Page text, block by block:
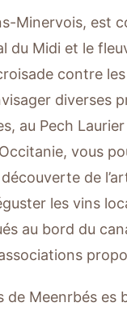
Minervois, est
du Midi et le
contre
diverses
au Pech
vous
de
les vins
au bord du
de Meenrbés